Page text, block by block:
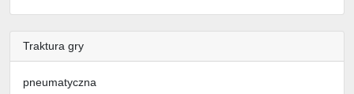
Traktura gry
pneumatyczna